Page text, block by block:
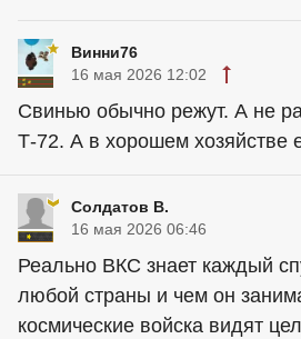
Винни76
16 мая 2026 12:02
Свинью обычно режут. А не
Т-72. А в хорошем хозяйстве
Солдатов В.
16 мая 2026 06:46
Реально ВКС знает каждый
любой страны и чем он
космические войска видят